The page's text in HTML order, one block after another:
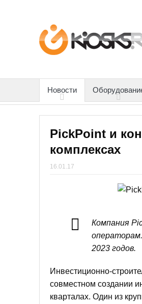
Новости
PickPoint и
комплексах
16.01.17
Компания
2023 годов.
Инвестиционно-
совместном создании
кварталах. Один из